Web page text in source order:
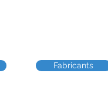
Fabricants